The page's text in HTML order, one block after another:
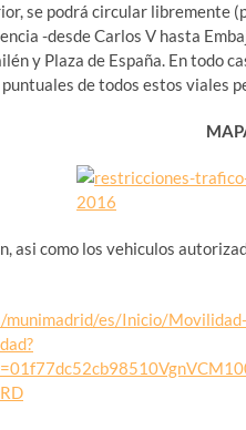
se podrá circular libremente
-desde Carlos V hasta
y Plaza de España. En todo
de todos estos viales
asi como los vehiculos
es/Inicio/